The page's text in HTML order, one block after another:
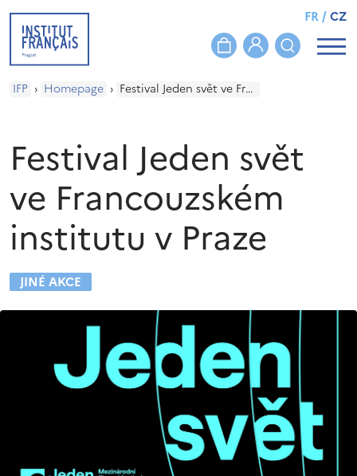
FR/CZ
IFP › Homepage › Festival Jeden svět ve Francouzském institutu v Praze
Festival Jeden svět
ve Francouzském
institutu v Praze
JINÉ AKCE